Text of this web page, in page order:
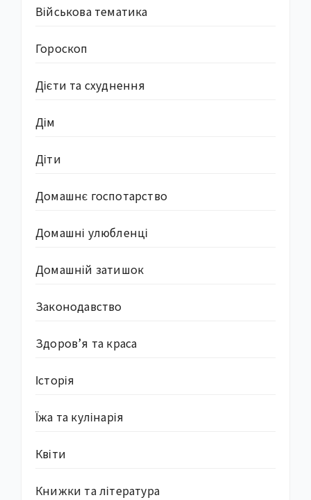
Військова тематика
Гороскоп
Дієти та схуднення
Дім
Діти
Домашнє госпотарство
Домашні улюбленці
Домашній затишок
Законодавство
Здоров’я та краса
Історія
Їжа та кулінарія
Квіти
Книжки та література